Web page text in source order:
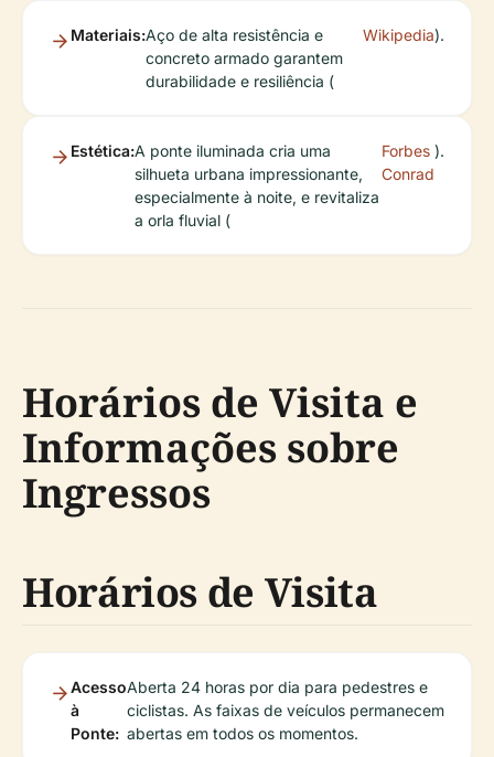
Materiais:Aço de alta resistência e
concreto armado garantem
durabilidade e resiliência (
Wikipedia).
Estética:A ponte iluminada cria uma
silhueta urbana impressionante,
especialmente à noite, e revitaliza
a orla fluvial (
Forbes
Conrad
).
Horários de Visita e
Informações sobre
Ingressos
Horários de Visita
Acesso
à
Ponte:
Aberta 24 horas por dia para pedestres e
ciclistas. As faixas de veículos permanecem
abertas em todos os momentos.